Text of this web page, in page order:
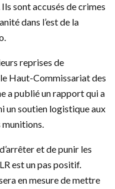
sont accusés de crimes
dans l’est de la
reprises de
Haut-Commissariat des
a publié un rapport qui a
un soutien logistique aux
munitions.
et de punir les
est un pas positif.
en mesure de mettre